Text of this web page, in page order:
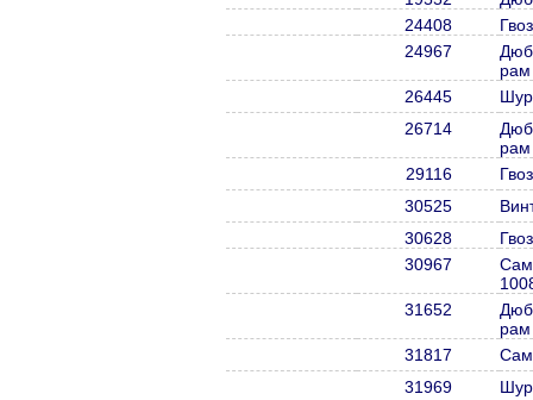
24408
24967
рам
26445
26714
рам
29116
30525
30628
30967
31652
рам
31817
31969